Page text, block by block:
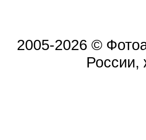
2005-2026 ©